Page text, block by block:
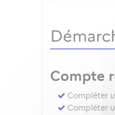
Compte
Compléter
Compléter